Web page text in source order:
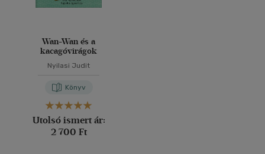
Wan-Wan és a
kacagóvirágok
Nyilasi Judit
Könyv
Utolsó ismert ár:
2 700 Ft